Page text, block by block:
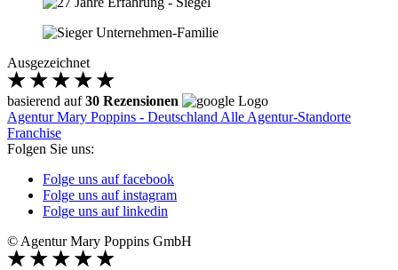
Ausgezeichnet
basierend auf30 Rezensionen
Agentur Mary Poppins - Deutschland Alle Agentur-Standorte
Franchise
Folgen Sie uns:
Folge uns auf facebook
Folge uns auf instagram
Folge uns auf linkedin
© Agentur Mary Poppins GmbH